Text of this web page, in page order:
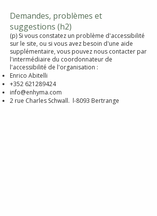
Demandes, problèmes et
suggestions (h2)
(p) Si vous constatez un problème d'accessibilité
sur le site, ou si vous avez besoin d'une aide
supplémentaire, vous pouvez nous contacter par
l'intermédiaire du coordonnateur de
l'accessibilité de l'organisation :
Enrico Abitelli
+352 621289424
info@enhyma.com
2 rue Charles Schwall. l-8093 Bertrange